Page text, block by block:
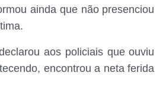
ainda que não presenciou
aos policiais que ouviu
encontrou a neta ferida